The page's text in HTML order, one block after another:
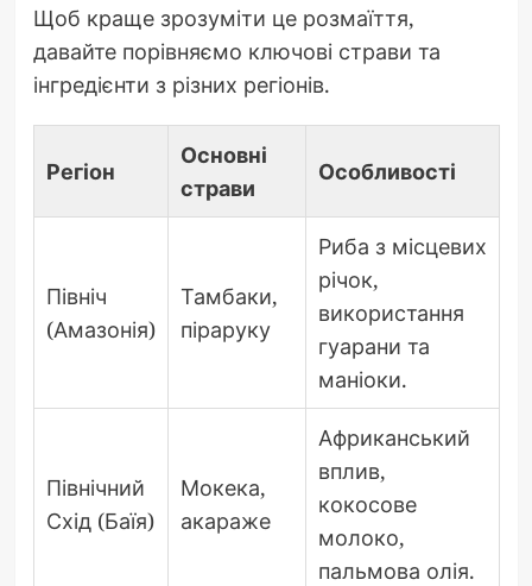
Щоб краще зрозуміти це розмаїття,
давайте порівняємо ключові страви та
інгредієнти з різних регіонів.
Регіон
Основні
страви
Особливості
Північ
(Амазонія)
Тамбаки,
піраруку
Риба з місцевих
річок,
використання
гуарани та
маніоки.
Північний
Схід (Баїя)
Мокека,
акараже
Африканський
вплив,
кокосове
молоко,
пальмова олія.